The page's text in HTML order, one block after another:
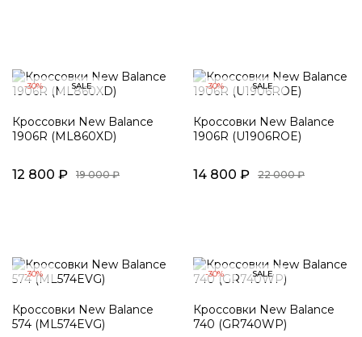
-30% SALE
Кроссовки New Balance
1906R (ML860XD)
12 800 ₽ 19 000 ₽
-30% SALE
Кроссовки New Balance
1906R (U1906ROE)
14 800 ₽ 22 000 ₽
-30%
Кроссовки New Balance
574 (ML574EVG)
-30% SALE
Кроссовки New Balance
740 (GR740WP)